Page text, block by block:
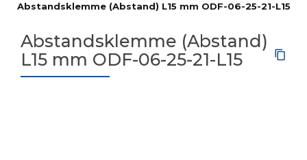
Abstandsklemme (Abstand) L15 mm ODF-06-25-21-L15
Abstandsklemme (Abstand)
L15 mm ODF-06-25-21-L15